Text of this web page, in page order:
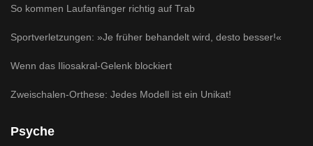
So kommen Laufanfänger richtig auf Trab
Sportverletzungen: »Je früher behandelt wird, desto besser!«
Wenn das Iliosakral-Gelenk blockiert
Zweischalen-Orthese: Jedes Modell ist ein Unikat!
Psyche